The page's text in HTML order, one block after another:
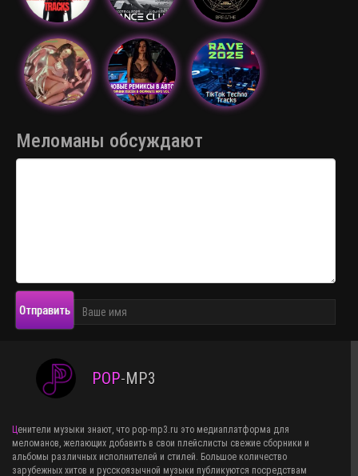
Меломаны обсуждают
Отправить
POP-MP3
Ценители музыки знают, что pop-mp3.ru это медиаплатформа для
меломанов, желающих добавить в свои плейслисты свежие сборники и
альбомы различных исполнителей и стилей. Большое количество
зарубежных хитов и русскоязычной музыки публикуются посредствам